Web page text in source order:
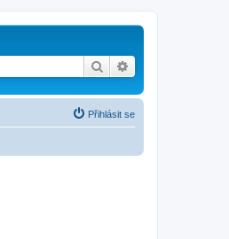
Hledat
Přihlásit se